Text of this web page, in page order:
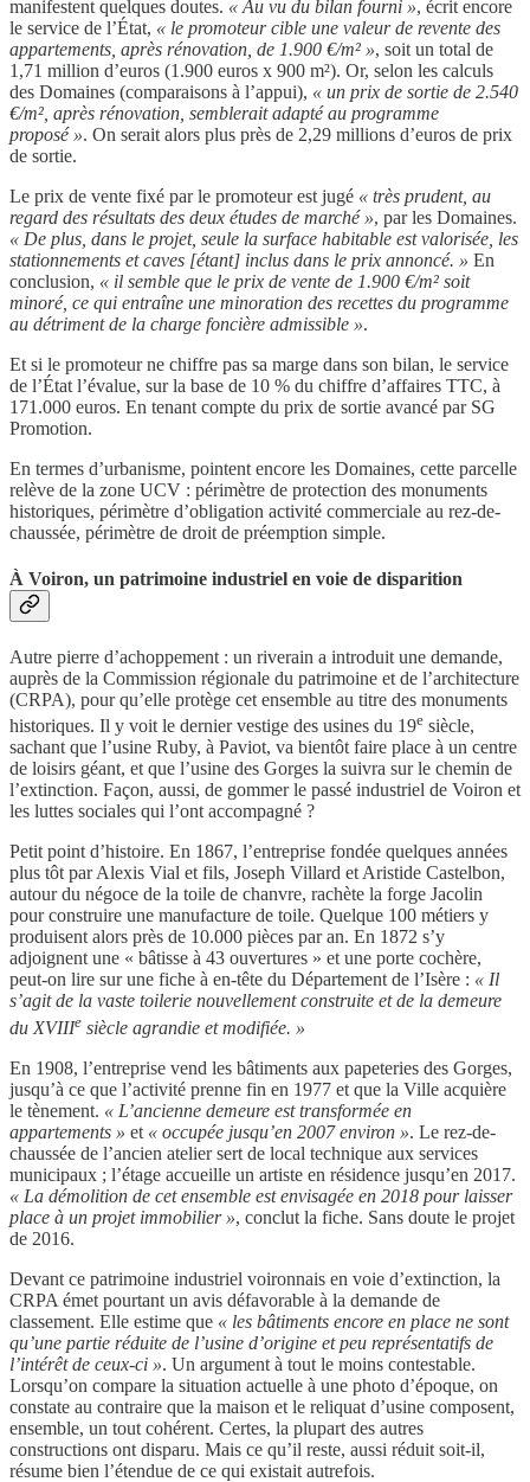
manifestent quelques doutes. « Au vu du bilan fourni », écrit encore
le service de l’État, « le promoteur cible une valeur de revente des
appartements, après rénovation, de 1.900 €/m² », soit un total de
1,71 million d’euros (1.900 euros x 900 m²). Or, selon les calculs
des Domaines (comparaisons à l’appui), « un prix de sortie de 2.540
€/m², après rénovation, semblerait adapté au programme
proposé ». On serait alors plus près de 2,29 millions d’euros de prix
de sortie.
Le prix de vente fixé par le promoteur est jugé « très prudent, au
regard des résultats des deux études de marché », par les Domaines.
« De plus, dans le projet, seule la surface habitable est valorisée, les
stationnements et caves [étant] inclus dans le prix annoncé. » En
conclusion, « il semble que le prix de vente de 1.900 €/m² soit
minoré, ce qui entraîne une minoration des recettes du programme
au détriment de la charge foncière admissible ».
Et si le promoteur ne chiffre pas sa marge dans son bilan, le service
de l’État l’évalue, sur la base de 10 % du chiffre d’affaires TTC, à
171.000 euros. En tenant compte du prix de sortie avancé par SG
Promotion.
En termes d’urbanisme, pointent encore les Domaines, cette parcelle
relève de la zone UCV : périmètre de protection des monuments
historiques, périmètre d’obligation activité commerciale au rez-de-
chaussée, périmètre de droit de préemption simple.
À Voiron, un patrimoine industriel en voie de disparition
Autre pierre d’achoppement : un riverain a introduit une demande,
auprès de la Commission régionale du patrimoine et de l’architecture
(CRPA), pour qu’elle protège cet ensemble au titre des monuments
historiques. Il y voit le dernier vestige des usines du 19e siècle,
sachant que l’usine Ruby, à Paviot, va bientôt faire place à un centre
de loisirs géant, et que l’usine des Gorges la suivra sur le chemin de
l’extinction. Façon, aussi, de gommer le passé industriel de Voiron et
les luttes sociales qui l’ont accompagné ?
Petit point d’histoire. En 1867, l’entreprise fondée quelques années
plus tôt par Alexis Vial et fils, Joseph Villard et Aristide Castelbon,
autour du négoce de la toile de chanvre, rachète la forge Jacolin
pour construire une manufacture de toile. Quelque 100 métiers y
produisent alors près de 10.000 pièces par an. En 1872 s’y
adjoignent une « bâtisse à 43 ouvertures » et une porte cochère,
peut-on lire sur une fiche à en-tête du Département de l’Isère : « Il
s’agit de la vaste toilerie nouvellement construite et de la demeure
du XVIIIe siècle agrandie et modifiée. »
En 1908, l’entreprise vend les bâtiments aux papeteries des Gorges,
jusqu’à ce que l’activité prenne fin en 1977 et que la Ville acquière
le tènement. « L’ancienne demeure est transformée en
appartements » et « occupée jusqu’en 2007 environ ». Le rez-de-
chaussée de l’ancien atelier sert de local technique aux services
municipaux ; l’étage accueille un artiste en résidence jusqu’en 2017.
« La démolition de cet ensemble est envisagée en 2018 pour laisser
place à un projet immobilier », conclut la fiche. Sans doute le projet
de 2016.
Devant ce patrimoine industriel voironnais en voie d’extinction, la
CRPA émet pourtant un avis défavorable à la demande de
classement. Elle estime que « les bâtiments encore en place ne sont
qu’une partie réduite de l’usine d’origine et peu représentatifs de
l’intérêt de ceux-ci ». Un argument à tout le moins contestable.
Lorsqu’on compare la situation actuelle à une photo d’époque, on
constate au contraire que la maison et le reliquat d’usine composent,
ensemble, un tout cohérent. Certes, la plupart des autres
constructions ont disparu. Mais ce qu’il reste, aussi réduit soit-il,
résume bien l’étendue de ce qui existait autrefois.